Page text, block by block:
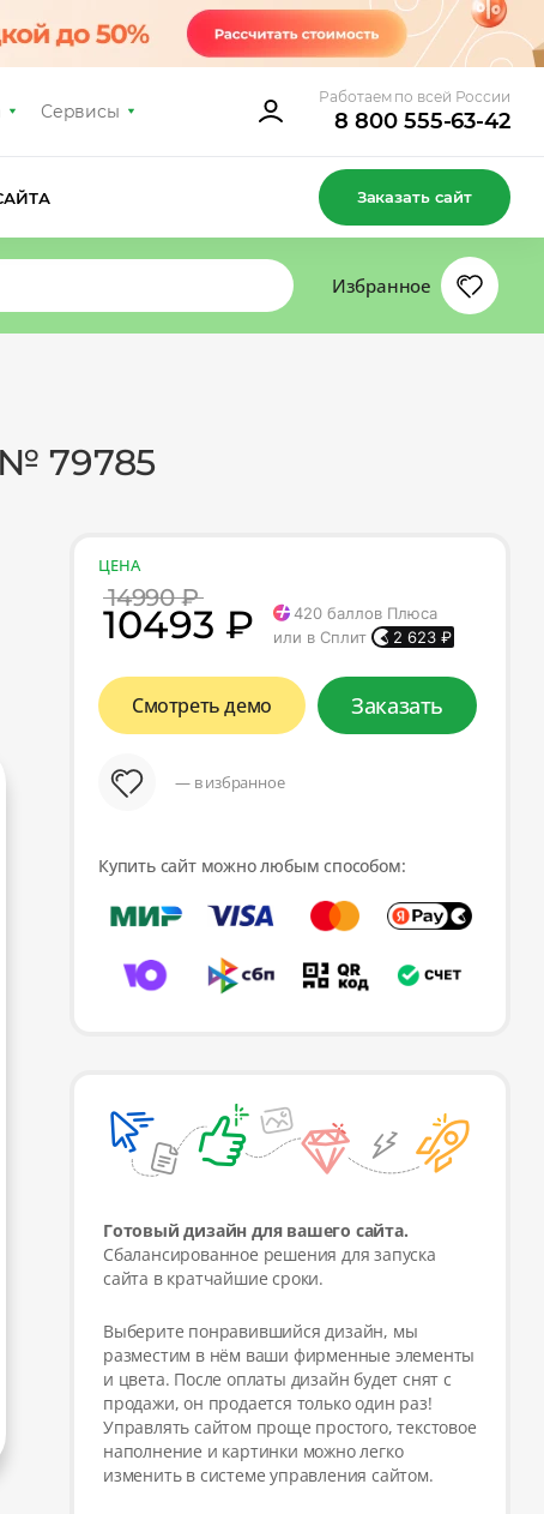
Сервисы
Работаем по всей России
8 800 555-63-42
Заказать сайт
Избранное
№ 79785
ЦЕНА
14990 ₽
10493 ₽ 420 баллов Плюса
или в Сплит
2 623 ₽
Смотреть демо Заказать
— в избранное
Купить сайт можно любым способом:
Готовый дизайн для вашего сайта.
Сбалансированное решения для запуска
сайта в кратчайшие сроки.
Выберите понравившийся дизайн, мы
разместим в нём ваши фирменные элементы
и цвета. После оплаты дизайн будет снят с
продажи, он продается только один раз!
Управлять сайтом проще простого, текстовое
наполнение и картинки можно легко
изменить в системе управления сайтом.